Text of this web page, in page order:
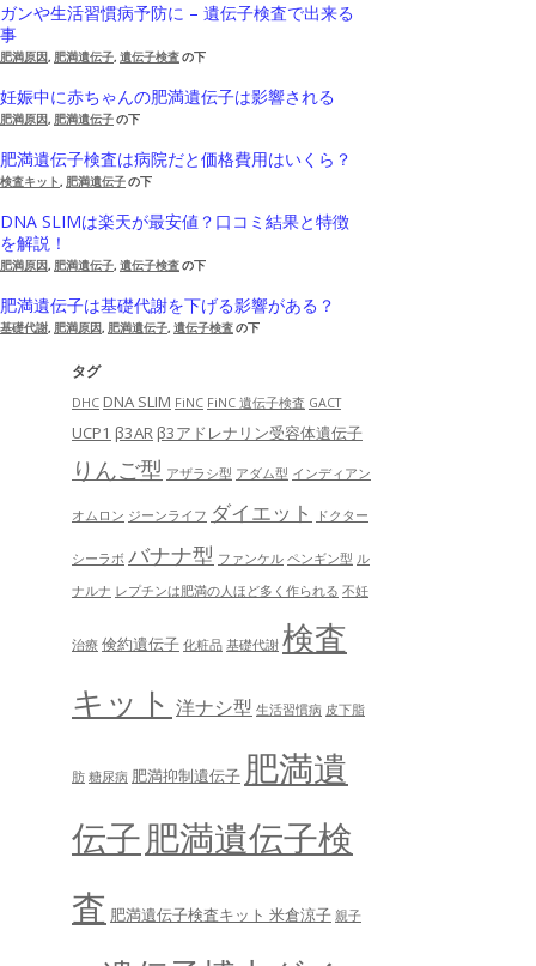
ガンや生活習慣病予防に – 遺伝子検査で出来る
事
肥満原因, 肥満遺伝子, 遺伝子検査の下
妊娠中に赤ちゃんの肥満遺伝子は影響される
肥満原因, 肥満遺伝子の下
肥満遺伝子検査は病院だと価格費用はいくら？
検査キット, 肥満遺伝子の下
DNA SLIMは楽天が最安値？口コミ結果と特徴
を解説！
肥満原因, 肥満遺伝子, 遺伝子検査の下
肥満遺伝子は基礎代謝を下げる影響がある？
基礎代謝, 肥満原因, 肥満遺伝子, 遺伝子検査の下
タグ
DHC DNA SLIM FiNC FiNC 遺伝子検査 GACT
UCP1 β3AR β3アドレナリン受容体遺伝子
りんご型 アザラシ型 アダム型 インディアン
オムロン ジーンライフ ダイエット ドクター
シーラボ バナナ型 ファンケル ペンギン型 ル
ナルナ レプチンは肥満の人ほど多く作られる 不妊
治療 倹約遺伝子 化粧品 基礎代謝 検査
キット 洋ナシ型 生活習慣病 皮下脂
肪 糖尿病 肥満抑制遺伝子 肥満遺
伝子肥満遺伝子検
査 肥満遺伝子検査キット 米倉涼子 親子